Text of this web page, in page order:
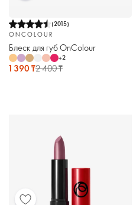
(2015)
ONCOLOUR
Блеск для губ OnColour
+2
1 390 ₸2 400 ₸